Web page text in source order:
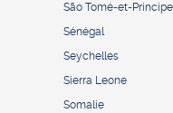
São Tomé-et-Principe
Sénégal
Seychelles
Sierra Leone
Somalie